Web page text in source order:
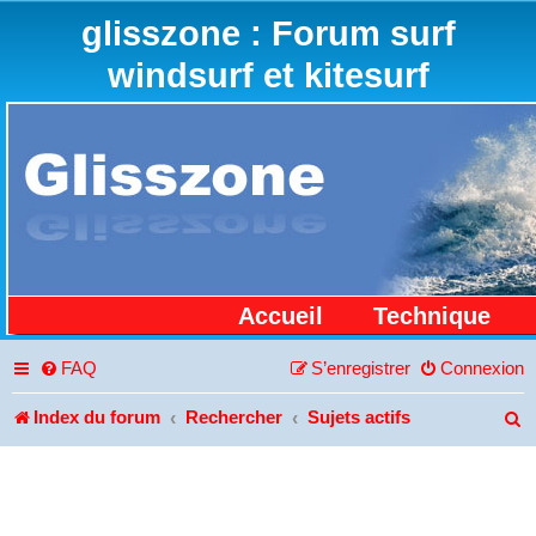
glisszone : Forum surf
windsurf et kitesurf
Accueil Technique
FAQ Connexion
S’enregistrer
Index du forum Rechercher Sujets actifs